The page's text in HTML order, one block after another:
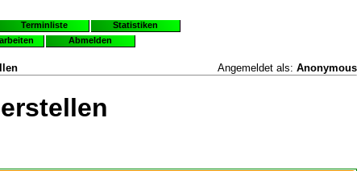
Terminliste
Statistiken
Abmelden
Angemeldet als: Anonymous